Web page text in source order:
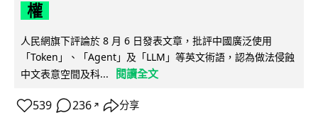
權
人民網旗下評論於 8 月 6 日發表文章，批評中國廣泛使用
「Token」、「Agent」及「LLM」等英文術語，認為做法侵蝕
中文表意空間及科...
閱讀全文
539 236 ↗ 分享